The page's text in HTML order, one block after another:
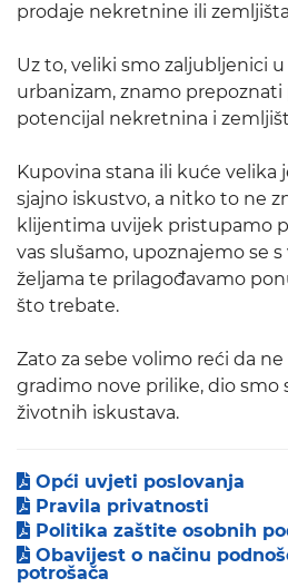
prodaje nekretnine ili
Uz to, veliki smo zaljubljenici
urbanizam, znamo
potencijal nekretnina i
Kupovina stana ili kuće velika
sjajno iskustvo, a nitko to ne
klijentima uvijek pristupamo
vas slušamo, upoznajemo se
željama te prilagođavamo
što trebate.
Zato za sebe volimo reći da
gradimo nove prilike, dio smo
životnih iskustava.
Opći uvjeti poslovanja
Pravila privatnosti
Politika zaštite osobnih
Obavijest o načinu
potrošača